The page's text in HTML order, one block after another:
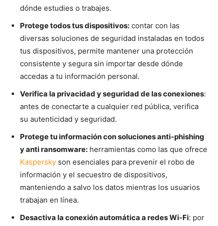
dónde estudies o trabajes.
Protege todos tus dispositivos: contar con las
diversas soluciones de seguridad instaladas en todos
tus dispositivos, permite mantener una protección
consistente y segura sin importar desde dónde
accedas a tu información personal.
Verifica la privacidad y seguridad de las conexiones:
antes de conectarte a cualquier red pública, verifica
su autenticidad y seguridad.
Protege tu información con soluciones anti-phishing
y anti ransomware: herramientas como las que ofrece
Kaspersky son esenciales para prevenir el robo de
información y el secuestro de dispositivos,
manteniendo a salvo los datos mientras los usuarios
trabajan en línea.
Desactiva la conexión automática a redes Wi-Fi: por